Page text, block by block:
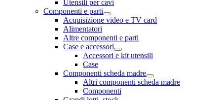
Utensili per cavi
Componenti e parti
Acquisizione video e TV card
Alimentatori
Altre componenti e parti
Case e accessori
Accessori e kit utensili
Case
Componenti scheda madre
Altri componenti scheda madre
Componenti